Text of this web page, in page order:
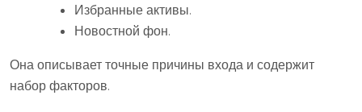
Избранные активы.
Новостной фон.
Она описывает точные причины входа и содержит
набор факторов.